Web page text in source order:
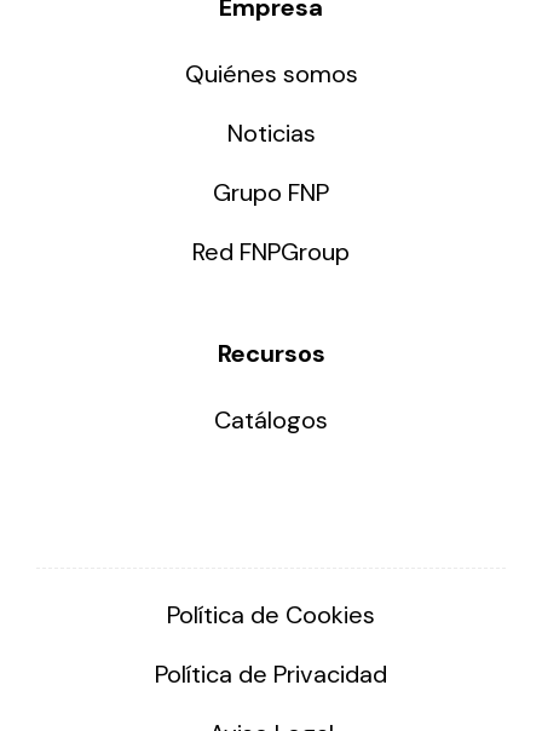
Empresa
Quiénes somos
Noticias
Grupo FNP
Red FNPGroup
Recursos
Catálogos
Política de Cookies
Política de Privacidad